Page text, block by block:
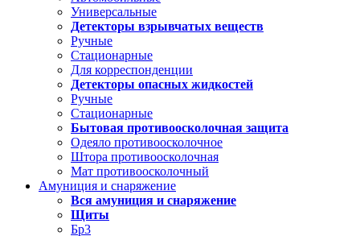
Универсальные
Детекторы взрывчатых веществ
Ручные
Стационарные
Для корреспонденции
Детекторы опасных жидкостей
Ручные
Стационарные
Бытовая противоосколочная защита
Одеяло противоосколочное
Штора противоосколочная
Мат противоосколочный
Амуниция и снаряжение
Вся амуниция и снаряжение
Щиты
Бр3